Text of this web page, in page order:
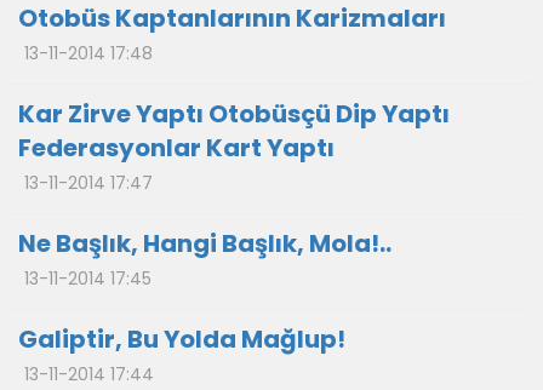
Otobüs Kaptanlarının Karizmaları
13-11-2014 17:48
Kar Zirve Yaptı Otobüsçü Dip Yaptı
Federasyonlar Kart Yaptı
13-11-2014 17:47
Ne Başlık, Hangi Başlık, Mola!..
13-11-2014 17:45
Galiptir, Bu Yolda Mağlup!
13-11-2014 17:44